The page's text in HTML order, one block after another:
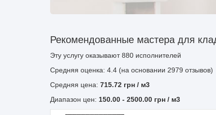
Рекомендованные мастера для
Эту услугу оказывают880 исполнителей
Средняя оценка: 4.4 (на основании 2979 отзывов)
Средняя цена: 715.72 грн / м3
Диапазон цен: 150.00 - 2500.00 грн / м3